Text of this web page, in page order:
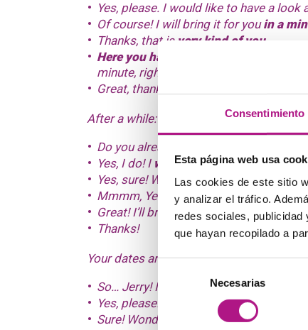
Consentimiento
Esta página web usa
Las cookies de este sitio
y analizar el tráfico.
redes sociales, publicidad
que hayan recopilado a
de
consentimiento
Necesarias
Yes, please. I would like to have a look
Of course! I will bring it for youin a
Thanks, that is very kind of you.
Here you have
minute, right?
Great, thanks.
After a while:
Do you already know what would you
Yes, I do! I would like tohave a glass
Yes, sure! Would you like to have some
Mmmm, Yes, please. That would be
Great! I’ll bring themin a sec
Thanks!
Your dates arrives and sits down with
So… Jerry! I have just ordered a glass
Yes, please! Awesome! And we can
Sure! Wonderful idea!